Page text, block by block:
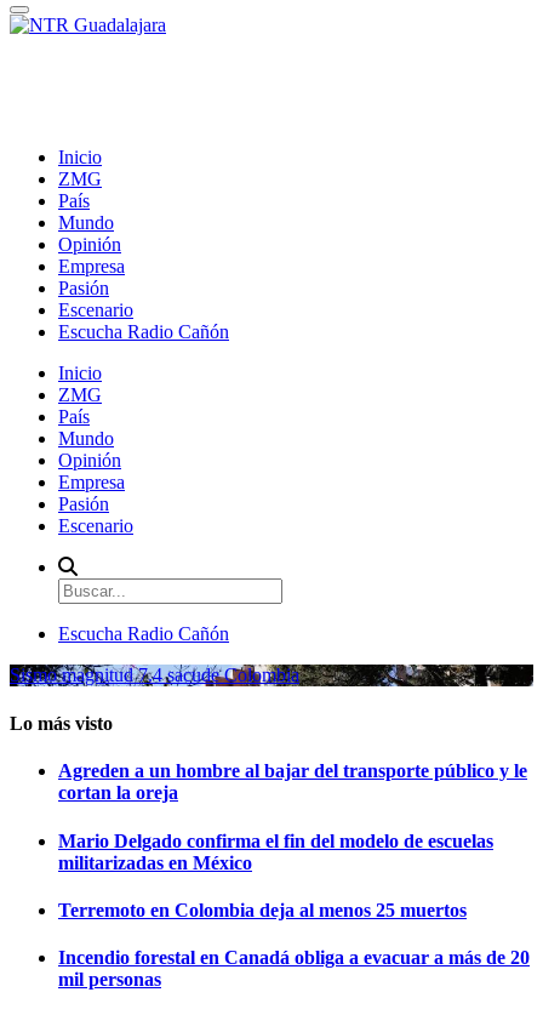
Inicio
ZMG
País
Mundo
Opinión
Empresa
Pasión
Escenario
Escucha Radio Cañón
Inicio
ZMG
País
Mundo
Opinión
Empresa
Pasión
Escenario
Escucha Radio Cañón
Sismo magnitud 7.4 sacude Colombia
Lo más visto
Agreden a un hombre al bajar del transporte público y le
cortan la oreja
Mario Delgado confirma el fin del modelo de escuelas
militarizadas en México
Terremoto en Colombia deja al menos 25 muertos
Incendio forestal en Canadá obliga a evacuar a más de 20
mil personas